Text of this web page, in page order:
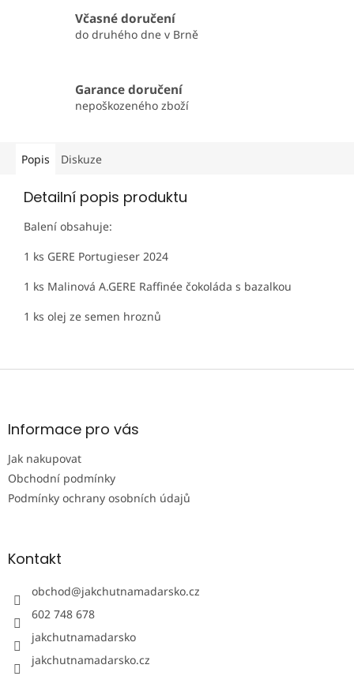
Včasné doručení
do druhého dne v Brně
Garance doručení
nepoškozeného zboží
Popis Diskuze
Detailní popis produktu
Balení obsahuje:
1 ks GERE Portugieser 2024
1 ks Malinová A.GERE Raffinée čokoláda s bazalkou
1 ks olej ze semen hroznů
Z
aInformace pro vás
Jak nakupovat
Obchodní podmínky
Podmínky ochrany osobních údajů
Kontakt
obchod@jakchutnamadarsko.cz
602 748 678
jakchutnamadarsko
jakchutnamadarsko.cz